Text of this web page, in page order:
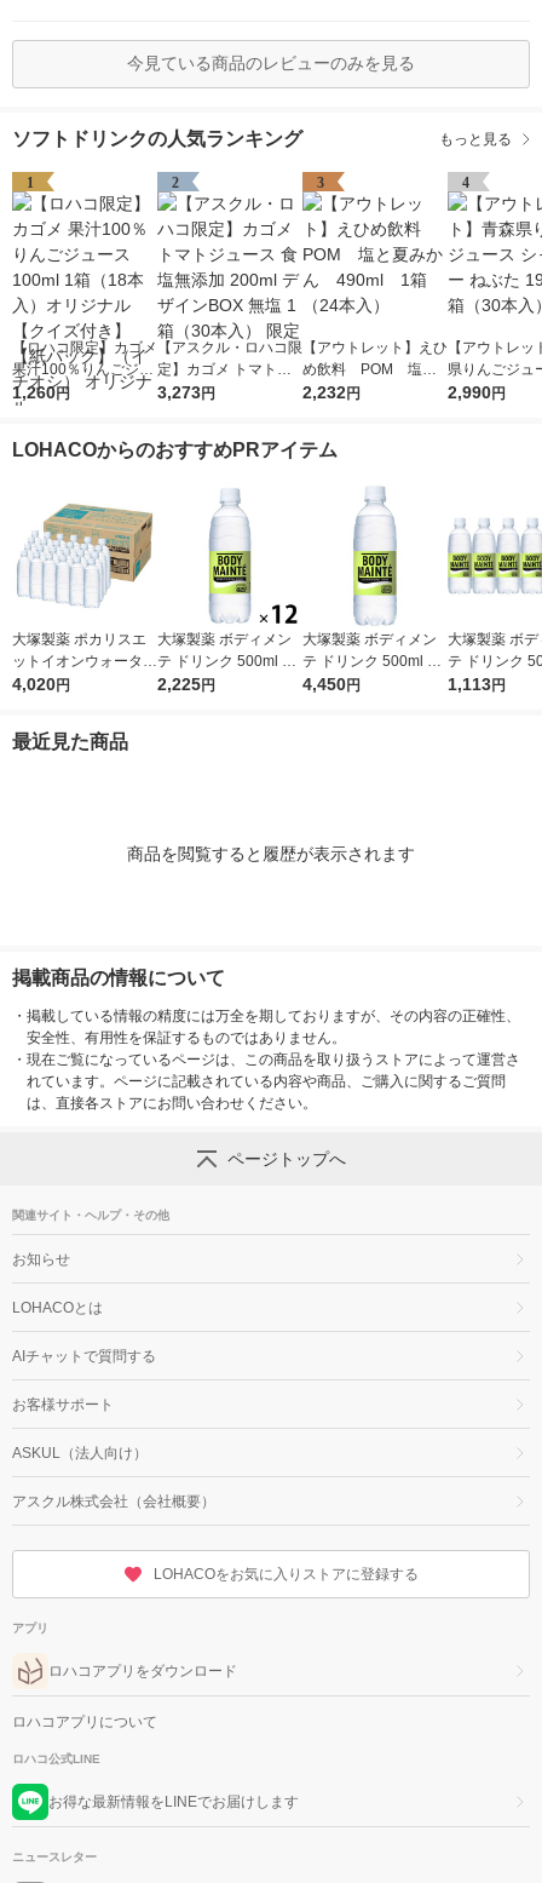
今見ている商品のレビューのみを見る
ソフトドリンクの人気ランキング もっと見る
1
【ロハコ限定】カゴメ
果汁100％りんごジュ
ース100ml 1箱（18本
（イチオシ） オリジ
1,260円
2
【アスクル・ロハコ限
定】カゴメ トマトジ
ュース 食塩無添加 20
定
3,273円
3
【アウトレット】えひ
め飲料 POM 塩と
夏みかん 490ml 1
2,232円
4
【アウトレッ
県りんごジュ
ャイニー ね
2,990円
LOHACOからのおすすめPRアイテム
大塚製薬 ポカリスエ
ットイオンウォーター
ラベルレスボトル 500
4,020円
大塚製薬 ボディメン
テ ドリンク 500ml 1
セット（12本）
2,225円
大塚製薬 ボディメン
テ ドリンク 500ml 1
箱（24本入）
4,450円
大塚製薬 ボ
テ ドリンク
セット（6本）
1,113円
最近見た商品
商品を閲覧すると履歴が表示されます
掲載商品の情報について
・ 掲載している情報の精度には万全を期しておりますが、その内容の正確性、
安全性、有用性を保証するものではありません。
・ 現在ご覧になっているページは、この商品を取り扱うストアによって運営さ
れています。ページに記載されている内容や商品、ご購入に関するご質問
は、直接各ストアにお問い合わせください。
ページトップへ
関連サイト・ヘルプ・その他
お知らせ
LOHACOとは
AIチャットで質問する
お客様サポート
ASKUL（法人向け）
アスクル株式会社（会社概要）
LOHACOをお気に入りストアに登録する
アプリ
ロハコアプリをダウンロード
ロハコアプリについて
ロハコ公式LINE
お得な最新情報をLINEでお届けします
ニュースレター